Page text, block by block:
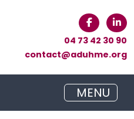
04 73 42 30 90
contact@aduhme.org
MENU